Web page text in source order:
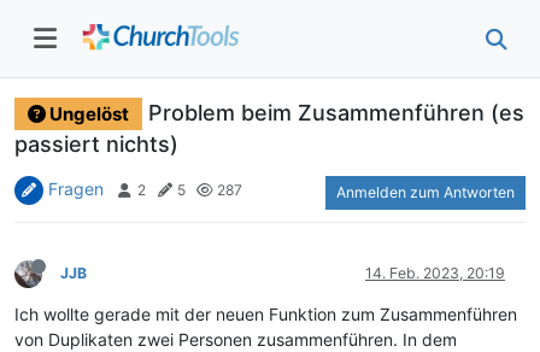
Ungelöst
Problem beim Zusammenführen (es
passiert nichts)
Fragen 2 5 287 Anmelden zum Antworten
JJB 14. Feb. 2023, 20:19
Ich wollte gerade mit der neuen Funktion zum Zusammenführen
von Duplikaten zwei Personen zusammenführen. In dem